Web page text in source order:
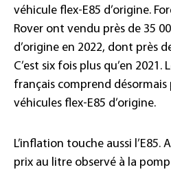
véhicule flex-E85 d’origine.
Rover ont vendu près de 35
d’origine en 2022, dont près
C’est six fois plus qu’en
français comprend désormais
véhicules flex-E85 d’origine.
L’inflation touche aussi l’E85.
prix au litre observé à la